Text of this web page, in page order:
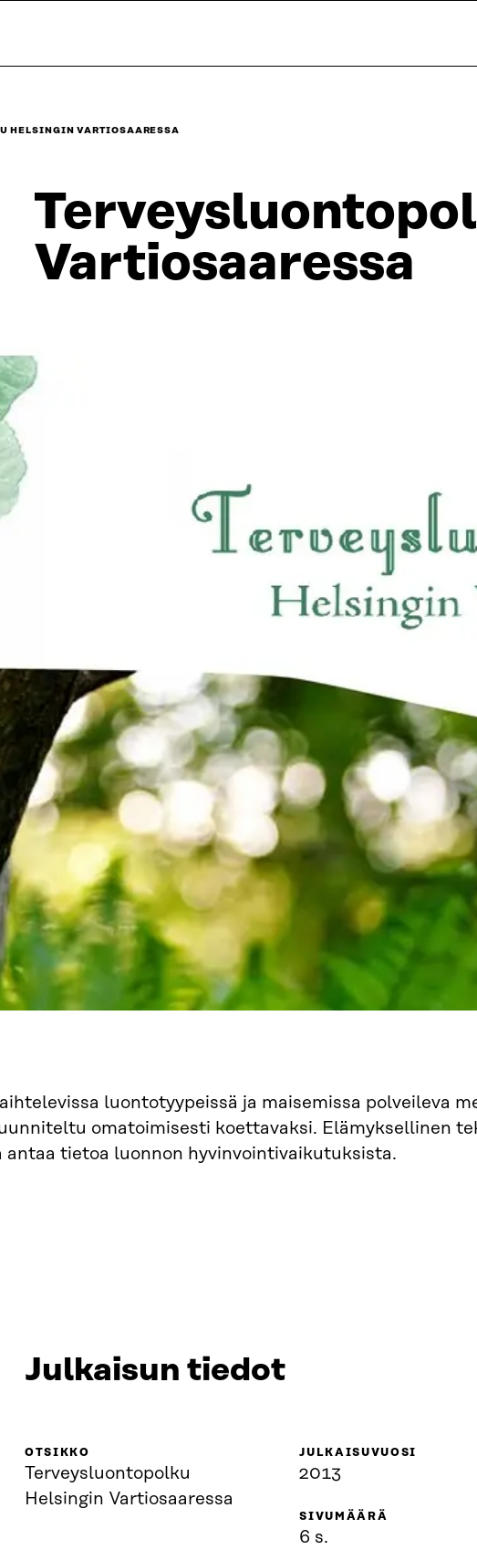
HELSINGIN VARTIOSAARESSA
Vartiosaaressa
luontotyypeissä ja maisemissa polveileva
omatoimisesti koettavaksi. Elämyksellinen
antaa tietoa luonnon hyvinvointivaikutuksista.
Julkaisun tiedot
OTSIKKO
Terveysluontopolku
Helsingin Vartiosaaressa
JULKAISUVUOSI
2013
SIVUMÄÄRÄ
6 s.